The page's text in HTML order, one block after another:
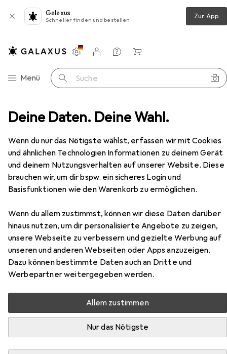
Deine Daten. Deine Wahl.
Wenn du nur das Nötigste wählst, erfassen wir mit Cookies
und ähnlichen Technologien Informationen zu deinem Gerät
und deinem Nutzungsverhalten auf unserer Website. Diese
brauchen wir, um dir bspw. ein sicheres Login und
Basisfunktionen wie den Warenkorb zu ermöglichen.
Wenn du allem zustimmst, können wir diese Daten darüber
hinaus nutzen, um dir personalisierte Angebote zu zeigen,
unsere Webseite zu verbessern und gezielte Werbung auf
unseren und anderen Webseiten oder Apps anzuzeigen.
Dazu können bestimmte Daten auch an Dritte und
Werbepartner weitergegeben werden.
Allem zustimmen
Nur das Nötigste
Galaxus
Schneller finden und bestellen Zur App
Navigation nach Kategorien
Menü Suche
Einstellungen
Kundenkonto
Vergleichslisten
Merklisten
Warenkorb
Serverschrank StarTech 12u Server Rack Enclosure
EUR
519,38
StarTech12u Server Rack Enclosure
12 HE, 19 Zoll Rack
Zubehör für StarTech 12u Server
Rack Enclosure
Hier findest du passendes Zubehör zum Produkt StarTech
12u Server Rack Enclosure aus der Kategorie
Serverschrank Zubehör.